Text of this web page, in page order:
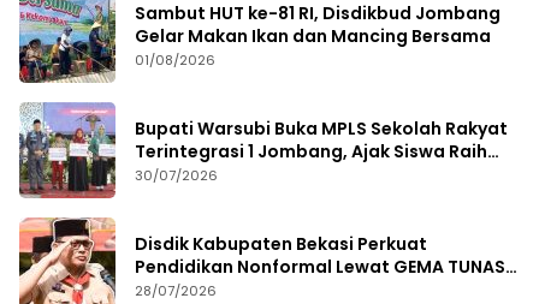
Sambut HUT ke-81 RI, Disdikbud Jombang
Gelar Makan Ikan dan Mancing Bersama
01/08/2026
Bupati Warsubi Buka MPLS Sekolah Rakyat
Terintegrasi 1 Jombang, Ajak Siswa Raih
Prestasi
30/07/2026
Disdik Kabupaten Bekasi Perkuat
Pendidikan Nonformal Lewat GEMA TUNAS
2026
28/07/2026